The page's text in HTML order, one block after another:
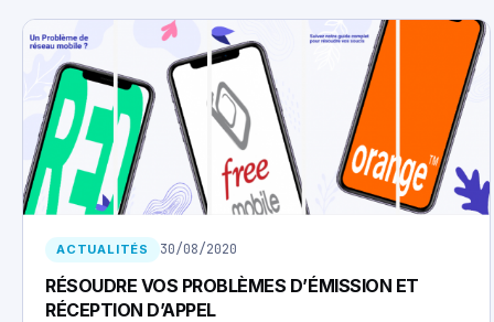
ACTUALITÉS 30/08/2020
RÉSOUDRE VOS PROBLÈMES D’ÉMISSION ET
RÉCEPTION D’APPEL